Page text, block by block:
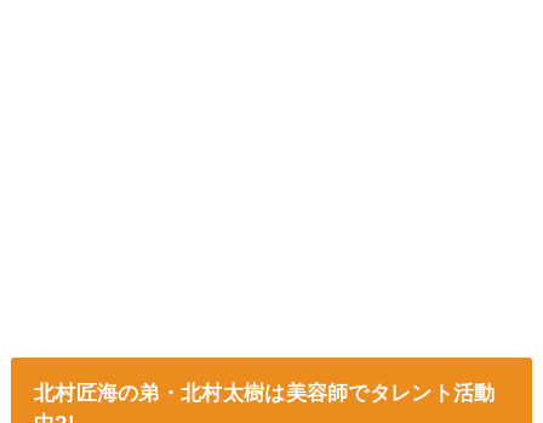
北村匠海の弟・北村太樹は美容師でタレント活動